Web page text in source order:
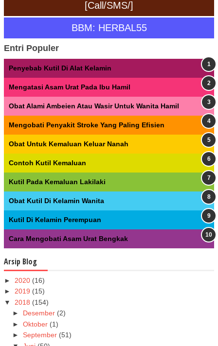
[Call/SMS/]
BBM: HERBAL55
Entri Populer
Penyebab Kutil Di Alat Kelamin
Mengatasi Asam Urat Pada Ibu Hamil
Obat Alami Ambeien Atau Wasir Untuk Wanita Hamil
Mengobati Penyakit Stroke Yang Paling Efisien
Obat Untuk Kemaluan Keluar Nanah
Contoh Kutil Kemaluan
Kutil Pada Kemaluan Lakilaki
Obat Kutil Di Kelamin Wanita
Kutil Di Kelamin Perempuan
Cara Mengobati Asam Urat Bengkak
Arsip Blog
► 2020 (16)
► 2019 (15)
▼ 2018 (154)
► Desember (2)
► Oktober (1)
► September (51)